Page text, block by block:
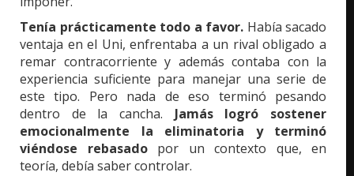
Tenía prácticamente todo a favor. Había sacado
ventaja en el Uni, enfrentaba a un rival obligado a
remar contracorriente y además contaba con la
experiencia suficiente para manejar una serie de
este tipo. Pero nada de eso terminó pesando
dentro de la cancha. Jamás logró sostener
emocionalmente la eliminatoria y terminó
viéndose rebasadopor un contexto que, en
teoría, debía saber controlar.